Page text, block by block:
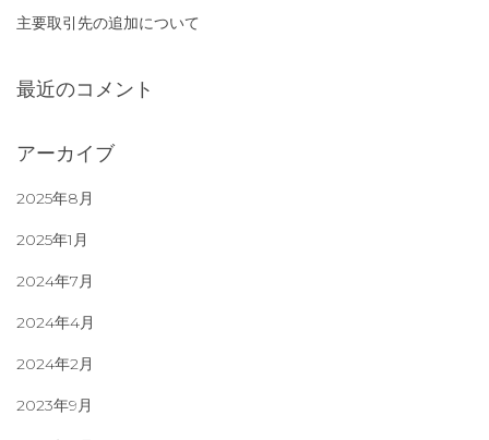
主要取引先の追加について
最近のコメント
アーカイブ
2025年8月
2025年1月
2024年7月
2024年4月
2024年2月
2023年9月